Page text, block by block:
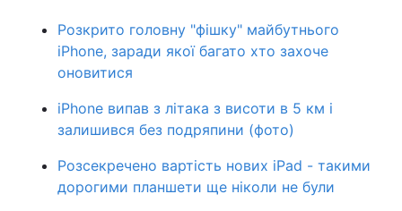
Розкрито головну "фішку" майбутнього
iPhone, заради якої багато хто захоче
оновитися
iPhone випав з літака з висоти в 5 км і
залишився без подряпини (фото)
Розсекречено вартість нових iPad - такими
дорогими планшети ще ніколи не були